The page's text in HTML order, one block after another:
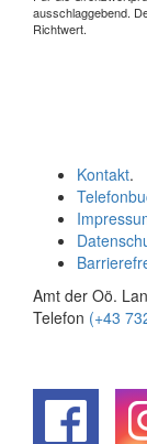
ausschlaggebend.
Richtwert.
Kontakt.
Amt der Oö.
Telefon (+43